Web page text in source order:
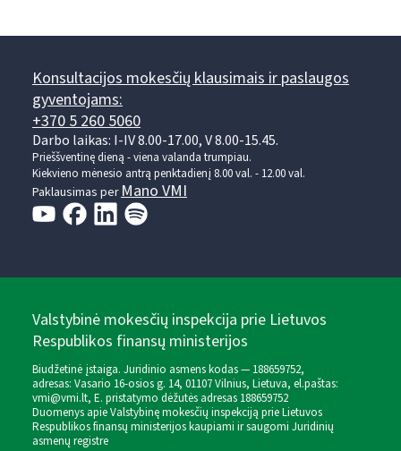
Konsultacijos mokesčių klausimais ir paslaugos
gyventojams:
+370 5 260 5060
Darbo laikas: I-IV 8.00-17.00, V 8.00-15.45.
Prieššventinę dieną - viena valanda trumpiau.
Kiekvieno mėnesio antrą penktadienį 8.00 val. - 12.00 val.
Paklausimas perMano VMI
Valstybinė mokesčių inspekcija prie Lietuvos
Respublikos finansų ministerijos
Biudžetinė įstaiga. Juridinio asmens kodas — 188659752,
adresas: Vasario 16-osios g. 14, 01107 Vilnius, Lietuva, el.paštas:
vmi@vmi.lt, E. pristatymo dėžutės adresas 188659752
Duomenys apie Valstybinę mokesčių inspekciją prie Lietuvos
Respublikos finansų ministerijos kaupiami ir saugomi Juridinių
asmenų registre